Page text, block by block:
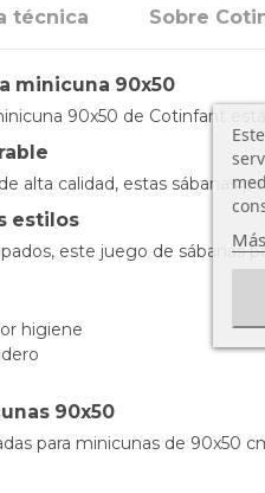
técnica Sobre
minicuna 90x50
90x50 de Cotinfant
alta calidad, estas sábanas
estilos
este juego de sábanas
higiene
90x50
para minicunas de 90x50